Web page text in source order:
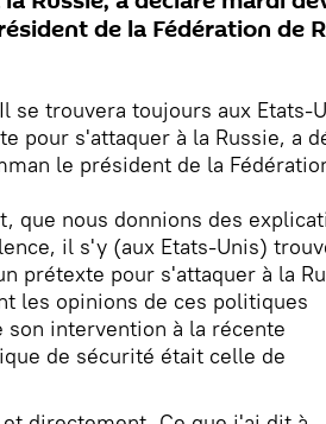
de la Fédération de
se trouvera toujours aux Etats-
pour s'attaquer à la Russie, a
le président de la
que nous donnions des
il s'y (aux Etats-Unis)
prétexte pour s'attaquer à la
les opinions de ces politiques
intervention à la récente
de sécurité était celle de